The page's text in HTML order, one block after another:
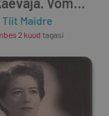
pärimusi
Tiit Maidre
2 kuud tagasi